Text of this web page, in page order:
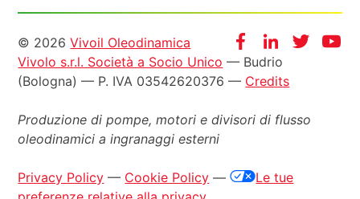
FacebookInstagram
Twitter
Informazioni
legali
© 2026Vivoil Oleodinamica
Vivolo s.r.l. Società a Socio Unico — Budrio
(Bologna) — P. IVA 03542620376 — Credits
Produzione di pompe, motori edivisori di flusso
oleodinamici a ingranaggi esterni
Privacy Policy — Cookie Policy —
Le tue